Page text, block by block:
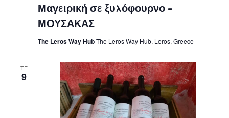
Μαγειρική σε ξυλόφουρνο –
ΜΟΥΣΑΚΑΣ
The Leros Way HubThe Leros Way Hub, Leros, Greece
ΤΕ
9